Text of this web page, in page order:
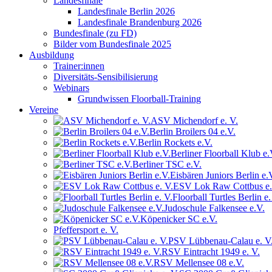
Landesfinale Berlin 2026
Landesfinale Brandenburg 2026
Bundesfinale (zu FD)
Bilder vom Bundesfinale 2025
Ausbildung
Trainer:innen
Diversitäts-Sensibilisierung
Webinars
Grundwissen Floorball-Training
Vereine
ASV Michendorf e. V.
Berlin Broilers 04 e.V.
Berlin Rockets e.V.
Berliner Floorball Klub
Berliner TSC e.V.
Eisbären Juniors Berlin
ESV Lok Raw Cottbus
Floorball Turtles Berlin
Judoschule Falkensee e.V.
Köpenicker SC e.V.
Pfeffersport e. V.
PSV Lübbenau-Calau e. V.
RSV Eintracht 1949 e. V.
RSV Mellensee 08 e.V.